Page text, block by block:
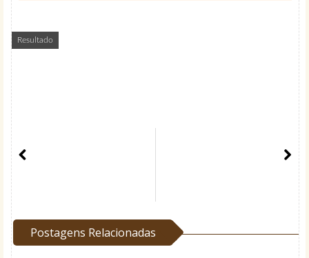
Resultado
Postagens Relacionadas